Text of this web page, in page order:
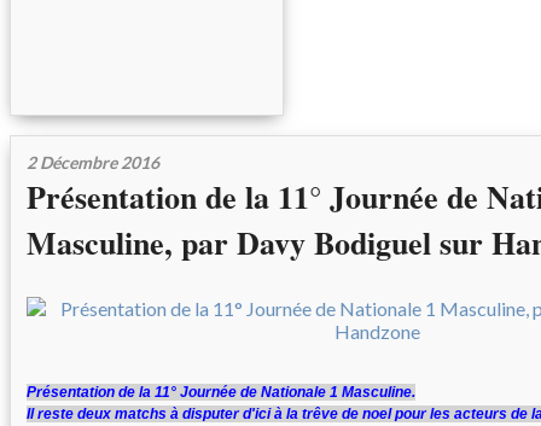
2 Décembre 2016
Présentation de la 11° Journée de
Masculine, par Davy Bodiguel sur
Présentation de la 11° Journée de Nationale 1 Masculine.
Il reste deux matchs à disputer d'ici à la trêve de noel pour les acteurs de